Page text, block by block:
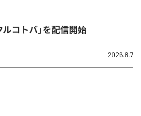
ルコトバ」を配信開始
2026.8.7